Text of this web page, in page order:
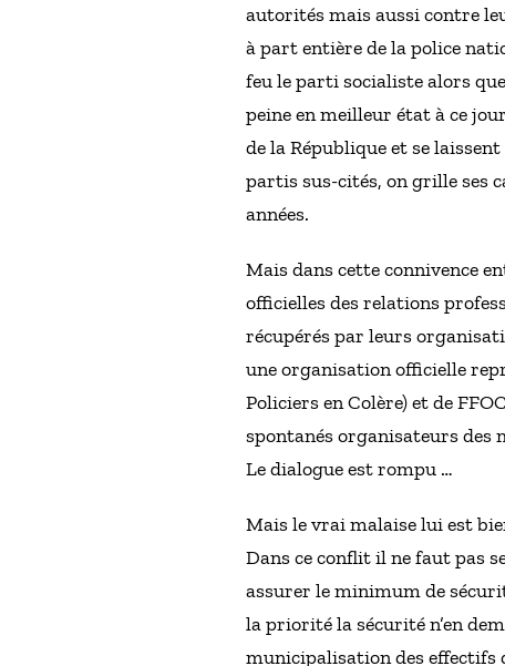
autorités mais aussi contre
à part entière de la police
feu le parti socialiste alors
peine en meilleur état à ce
de la République et se
partis sus-cités, on grille ses
années.
Mais dans cette connivence
officielles des relations
récupérés par leurs
une organisation officielle
Policiers en Colère) et de
spontanés organisateurs des
Le dialogue est rompu …
Mais le vrai malaise lui est
Dans ce conflit il ne faut pas
assurer le minimum de
la priorité la sécurité n’en
municipalisation des effectifs